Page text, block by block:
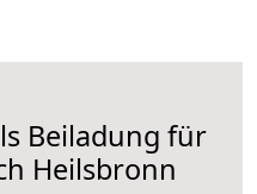
Beiladung für
Heilsbronn